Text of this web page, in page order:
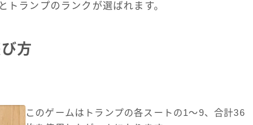
トランプのランクが選ばれます。
方
このゲームはトランプの各スートの1〜9、合計36